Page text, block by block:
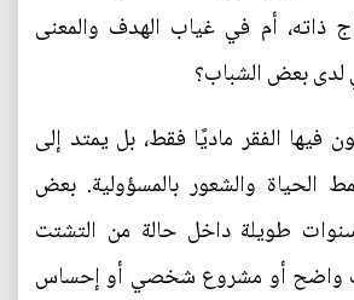
ذاته، أم في غياب الهدف والمعنى
لدى بعض الشباب؟
فيها الفقر ماديًا فقط، بل يمتد إلى
الحياة والشعور بالمسؤولية. بعض
طويلة داخل حالة من التشتت
واضح أو مشروع شخصي أو إحساس